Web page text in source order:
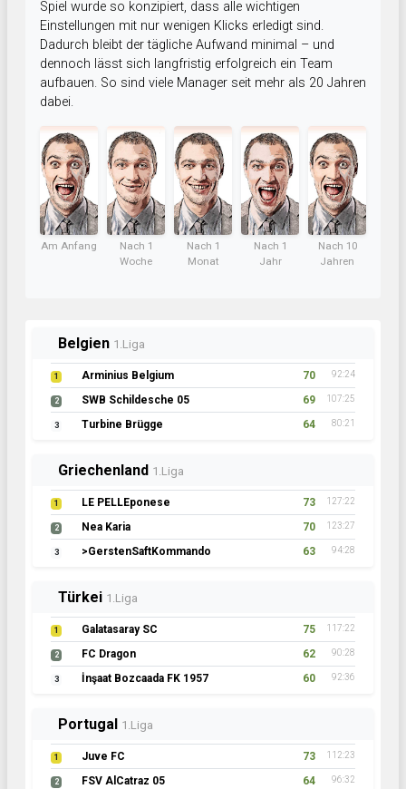
Spiel wurde so konzipiert, dass alle wichtigen
Einstellungen mit nur wenigen Klicks erledigt sind.
Dadurch bleibt der tägliche Aufwand minimal – und
dennoch lässt sich langfristig erfolgreich ein Team
aufbauen. So sind viele Manager seit mehr als 20 Jahren
dabei.
Am Anfang
Nach 1
Woche
Nach 1
Monat
Nach 1
Jahr
Nach 10
Jahren
Belgien 1.Liga
1 Arminius Belgium 70 92:24
2 SWB Schildesche 05 69 107:25
3 Turbine Brügge 64 80:21
Griechenland 1.Liga
1 LE PELLEponese 73 127:22
2 Nea Karia 70 123:27
3 >GerstenSaftKommando 63 94:28
Türkei 1.Liga
1 Galatasaray SC 75 117:22
2 FC Dragon 62 90:28
3 İnşaat Bozcaada FK 1957 60 92:36
Portugal 1.Liga
1 Juve FC 73 112:23
2 FSV AlCatraz 05 64 96:32